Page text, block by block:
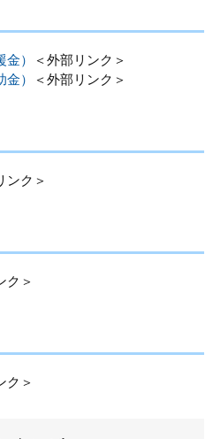
）
＜外部リンク＞
）
＜外部リンク＞
ンク＞
ク＞
ク＞